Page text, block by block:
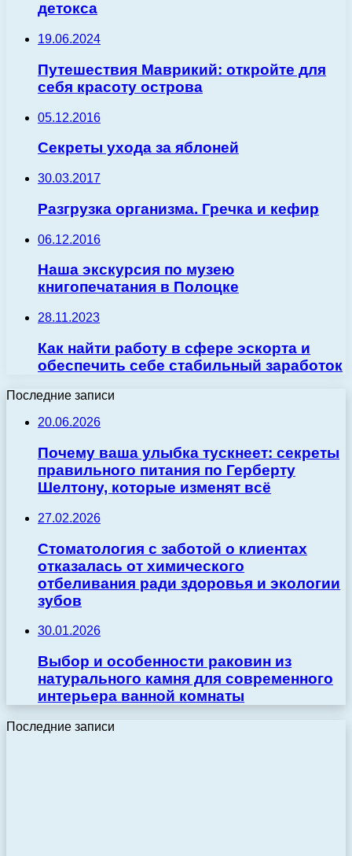
детокса
19.06.2024
Путешествия Маврикий: откройте для
себя красоту острова
05.12.2016
Секреты ухода за яблоней
30.03.2017
Разгрузка организма. Гречка и кефир
06.12.2016
Наша экскурсия по музею
книгопечатания в Полоцке
28.11.2023
Как найти работу в сфере эскорта и
обеспечить себе стабильный заработок
Последние записи
20.06.2026
Почему ваша улыбка тускнеет: секреты
правильного питания по Герберту
Шелтону, которые изменят всё
27.02.2026
Стоматология с заботой о клиентах
отказалась от химического
отбеливания ради здоровья и экологии
зубов
30.01.2026
Выбор и особенности раковин из
натурального камня для современного
интерьера ванной комнаты
Последние записи